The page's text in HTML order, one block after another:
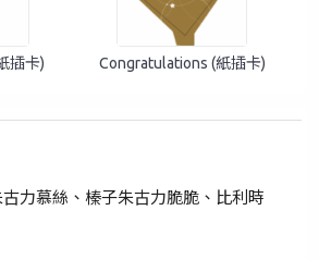
忘記密碼？
插卡) Congratulations (紙插卡)
力慕絲、榛子朱古力脆脆、比利時